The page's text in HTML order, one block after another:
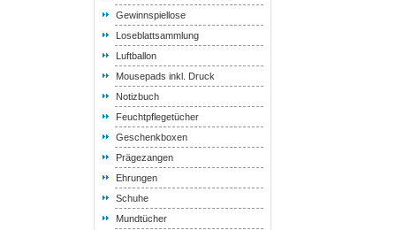
Gewinnspiellose
Loseblattsammlung
Luftballon
Mousepads inkl. Druck
Notizbuch
Feuchtpflegetücher
Geschenkboxen
Prägezangen
Ehrungen
Schuhe
Mundtücher